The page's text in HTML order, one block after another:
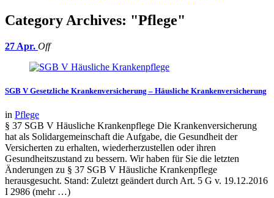
Category Archives: "Pflege"
27 Apr. Off
SGB V Gesetzliche Krankenversicherung – Häusliche Krankenversicherung
in Pflege
§ 37 SGB V Häusliche Krankenpflege Die Krankenversicherung
hat als Solidargemeinschaft die Aufgabe, die Gesundheit der
Versicherten zu erhalten, wiederherzustellen oder ihren
Gesundheitszustand zu bessern. Wir haben für Sie die letzten
Änderungen zu § 37 SGB V Häusliche Krankenpflege
herausgesucht. Stand: Zuletzt geändert durch Art. 5 G v. 19.12.2016
I 2986 (mehr …)